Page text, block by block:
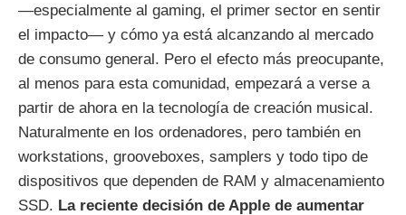
—especialmente al gaming, el primer sector en sentir
el impacto— y cómo ya está alcanzando al mercado
de consumo general. Pero el efecto más preocupante,
al menos para esta comunidad, empezará a verse a
partir de ahora en la tecnología de creación musical.
Naturalmente en los ordenadores, pero también en
workstations, grooveboxes, samplers y todo tipo de
dispositivos que dependen de RAM y almacenamiento
SSD. La reciente decisión de Apple de aumentar